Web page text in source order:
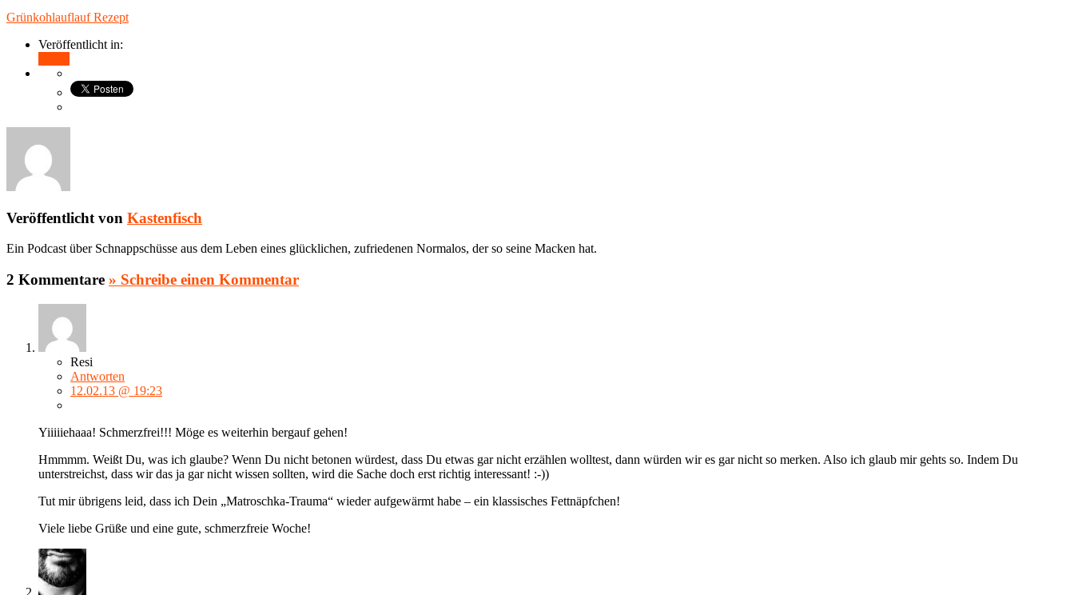
Grünkohlauflauf Rezept
Veröffentlicht in:
Veröffentlicht von Kastenfisch
Ein Podcast über Schnappschüsse aus dem Leben eines glücklichen, zufriedenen Normalos, der so seine Macken hat.
2 Kommentare » Schreibe einen Kommentar
Resi
Antworten
12.02.13 @ 19:23
Yiiiiiehaaa! Schmerzfrei!!! Möge es weiterhin bergauf gehen!
Hmmmm. Weißt Du, was ich glaube? Wenn Du nicht betonen würdest, dass Du etwas gar nicht erzählen wolltest, dann würden wir es gar nicht so merken. Also ich glaub mir gehts so. Indem Du
unterstreichst, dass wir das ja gar nicht wissen sollten, wird die Sache doch erst richtig interessant! :-))
Tut mir übrigens leid, dass ich Dein „Matroschka-Trauma“ wieder aufgewärmt habe – ein klassisches Fettnäpfchen!
Viele liebe Grüße und eine gute, schmerzfreie Woche!